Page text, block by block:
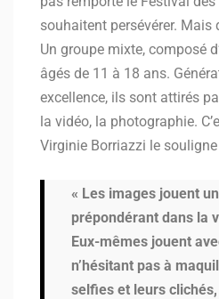
souhaitent persévérer. Mais
Un groupe mixte, composé
âgés de 11 à 18 ans.
excellence, ils sont attirés
la vidéo, la photographie.
Virginie Borriazzi le souligne
« Les images jouent
prépondérant dans la
Eux-mêmes jouent
n’hésitant pas à
selfies et leurs